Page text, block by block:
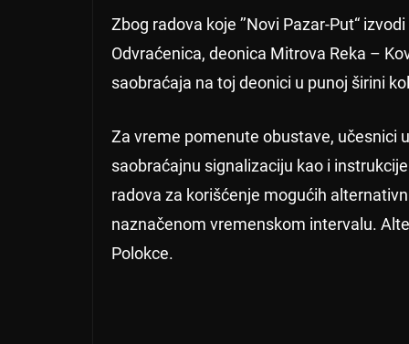
Zbog radova koje ’’Novi Pazar-Put“
Odvraćenica, deonica Mitrova Reka –
saobraćaja na toj deonici u punoj širini
Za vreme pomenute obustave, učesnici
saobraćajnu signalizaciju kao i
radova za korišćenje mogućih
naznačenom vremenskom intervalu.
Polokce.